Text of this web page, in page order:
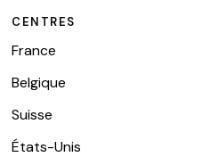
CENTRES
France
Belgique
Suisse
États-Unis